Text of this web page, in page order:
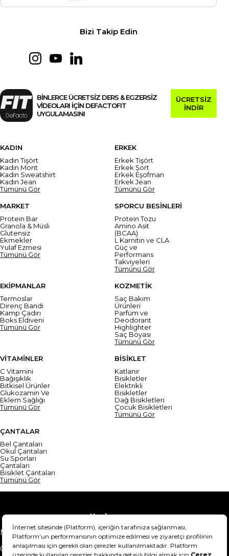
Bizi Takip Edin
BİNLERCE ÜCRETSİZ DERS & EGZERSİZ
VİDEOLARI İÇİN DEFACTOFIT
UYGULAMASINI
ÜCRETSİZ
İNDİR
KADIN
Kadın Tişört
Kadın Mont
Kadın Sweatshirt
Kadın Jean
Tümünü Gör
ERKEK
Erkek Tişört
Erkek Şort
Erkek Eşofman
Erkek Jean
Tümünü Gör
MARKET
Protein Bar
Granola & Müsli
Glutensiz
Ekmekler
Yulaf Ezmesi
Tümünü Gör
SPORCU BESİNLERİ
Protein Tozu
Amino Asit
(BCAA)
L Karnitin ve CLA
Güç ve
Performans
Takviyeleri
Tümünü Gör
EKİPMANLAR
Termoslar
Direnç Bandı
Kamp Çadırı
Boks Eldiveni
Tümünü Gör
KOZMETİK
Saç Bakım
Ürünleri
Parfüm ve
Deodorant
Highlighter
Saç Boyası
Tümünü Gör
VİTAMİNLER
C Vitamini
Bağışıklık
Bitkisel Ürünler
Glukozamin Ve
Eklem Sağlığı
Tümünü Gör
BİSİKLET
Katlanır
Bisikletler
Elektrikli
Bisikletler
Dağ Bisikletleri
Çocuk Bisikletleri
Tümünü Gör
ÇANTALAR
Bel Çantaları
Okul Çantaları
Su Sporları
Çantaları
Bisiklet Çantaları
Tümünü Gör
Yardım
Mesafeli Satış Sözleşmesi
Teslimat Bilgisi
Gizlilik Sözleşmesi
Şartlar & Koşullar